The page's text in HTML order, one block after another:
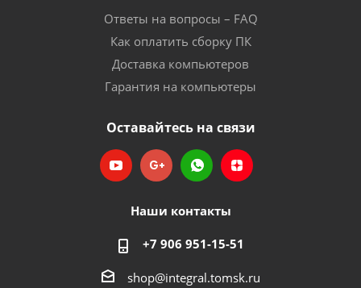
Ответы на вопросы – FAQ
Как оплатить сборку ПК
Доставка компьютеров
Гарантия на компьютеры
Оставайтесь на связи
Наши контакты
+7 906 951-15-51
shop@integral.tomsk.ru